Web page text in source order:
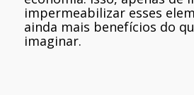
impermeabilizar esses
ainda mais benefícios do
imaginar.